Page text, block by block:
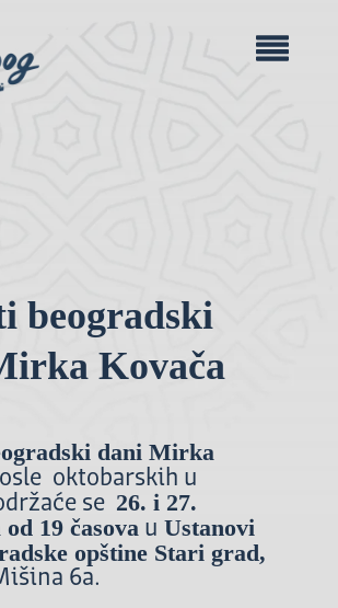
beogradski
Kovača
dani Mirka
oktobarskih u
se 26. i 27.
19 časovau Ustanovi
opštine Stari grad,
6a.